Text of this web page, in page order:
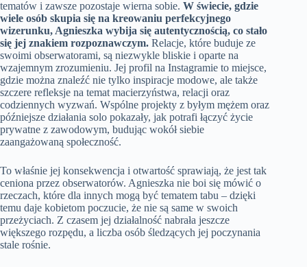
tematów i zawsze pozostaje wierna sobie. W świecie, gdzie
wiele osób skupia się na kreowaniu perfekcyjnego
wizerunku, Agnieszka wybija się autentycznością, co stało
się jej znakiem rozpoznawczym. Relacje, które buduje ze
swoimi obserwatorami, są niezwykle bliskie i oparte na
wzajemnym zrozumieniu. Jej profil na Instagramie to miejsce,
gdzie można znaleźć nie tylko inspiracje modowe, ale także
szczere refleksje na temat macierzyństwa, relacji oraz
codziennych wyzwań. Wspólne projekty z byłym mężem oraz
późniejsze działania solo pokazały, jak potrafi łączyć życie
prywatne z zawodowym, budując wokół siebie
zaangażowaną społeczność.
To właśnie jej konsekwencja i otwartość sprawiają, że jest tak
ceniona przez obserwatorów. Agnieszka nie boi się mówić o
rzeczach, które dla innych mogą być tematem tabu – dzięki
temu daje kobietom poczucie, że nie są same w swoich
przeżyciach. Z czasem jej działalność nabrała jeszcze
większego rozpędu, a liczba osób śledzących jej poczynania
stale rośnie.